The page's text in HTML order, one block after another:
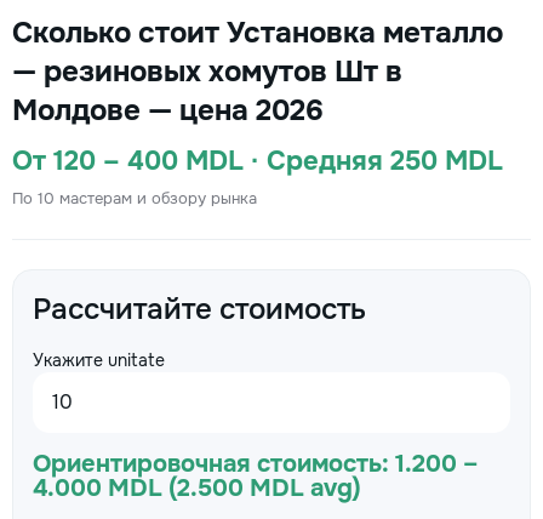
Сколько стоит Установка металло
— резиновых хомутов Шт в
Молдове — цена 2026
От 120 – 400 MDL · Средняя 250 MDL
По 10 мастерам и обзору рынка
Рассчитайте стоимость
Укажите unitate
Ориентировочная стоимость: 1.200 –
4.000 MDL (2.500 MDL avg)